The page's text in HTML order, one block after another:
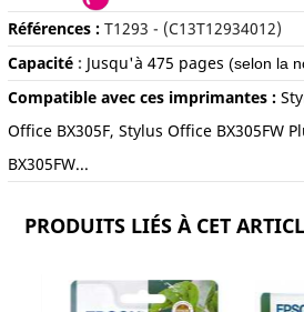
Références : T1293 - (C13T12934012)
Capacité: Jusqu'à 475 pages (selon la
Compatible avec ces imprimantes :
Office BX305F, Stylus Office BX305FW
BX305FW...
PRODUITS LIÉS À CET